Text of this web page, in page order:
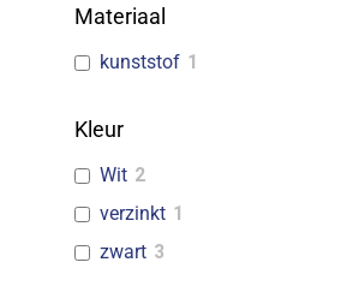
Materiaal
kunststof 1
Kleur
Wit 2
verzinkt 1
zwart 3